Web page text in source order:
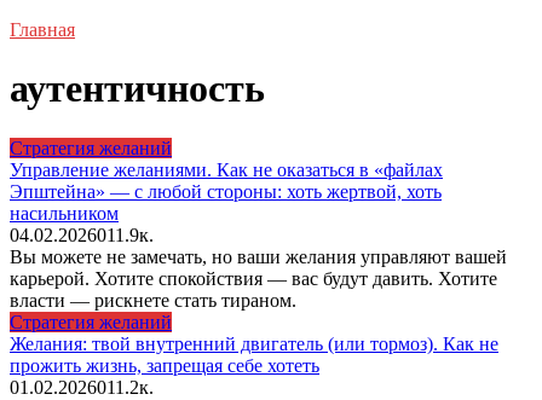
Главная
аутентичность
Стратегия желаний
Управление желаниями. Как не оказаться в «файлах
Эпштейна» — с любой стороны: хоть жертвой, хоть
насильником
04.02.2026011.9к.
Вы можете не замечать, но ваши желания управляют вашей
карьерой. Хотите спокойствия — вас будут давить. Хотите
власти — рискнете стать тираном.
Стратегия желаний
Желания: твой внутренний двигатель (или тормоз). Как не
прожить жизнь, запрещая себе хотеть
01.02.2026011.2к.